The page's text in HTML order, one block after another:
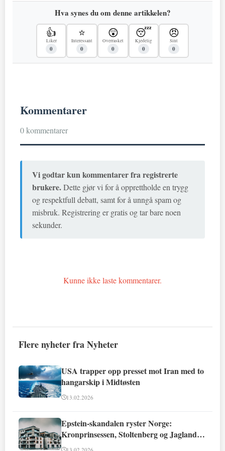
Hva synes du om denne artikkelen?
👍
Liker
0
⭐
Interessant
0
😲
Overrasket
0
😴
Kjedelig
0
😠
Sint
0
Kommentarer
0 kommentarer
Vi godtar kun kommentarer fra registrerte
brukere.Dette gjør vi for å opprettholde en trygg
og respektfull debatt, samt for å unngå spam og
misbruk. Registrering er gratis og tar bare noen
sekunder.
Kunne ikke laste kommentarer.
Flere nyheter fra Nyheter
USA trapper opp presset mot Iran med to
hangarskip i Midtøsten
13.02.2026
Epstein-skandalen ryster Norge:
Kronprinsessen, Stoltenberg og Jagland
involvert